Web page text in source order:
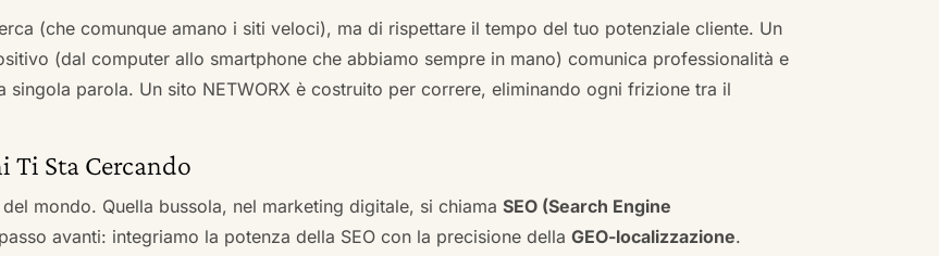
(che comunque amano i siti veloci), ma di rispettare il tempo del tuo potenziale cliente. Un
(dal computer allo smartphone che abbiamo sempre in mano) comunica professionalità e
singola parola. Un sito NETWORX è costruito per correre, eliminando ogni frizione tra il
Ti Sta Cercando
mondo. Quella bussola, nel marketing digitale, si chiamaSEO (Search Engine
avanti: integriamo la potenza della SEO con la precisione dellaGEO-localizzazione.